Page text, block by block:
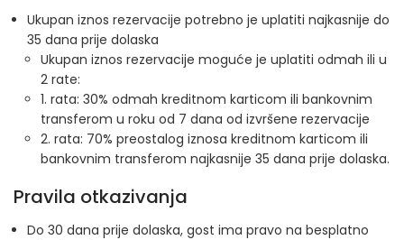
Ukupan iznos rezervacije potrebno je uplatiti najkasnije do
35 dana prije dolaska
Ukupan iznos rezervacije moguće je uplatiti odmah ili u
2 rate:
1. rata: 30% odmah kreditnom karticom ili bankovnim
transferom u roku od 7 dana od izvršene rezervacije
2. rata: 70% preostalog iznosa kreditnom karticom ili
bankovnim transferom najkasnije 35 dana prije dolaska.
Pravila otkazivanja
Do 30 dana prije dolaska, gost ima pravo na besplatno